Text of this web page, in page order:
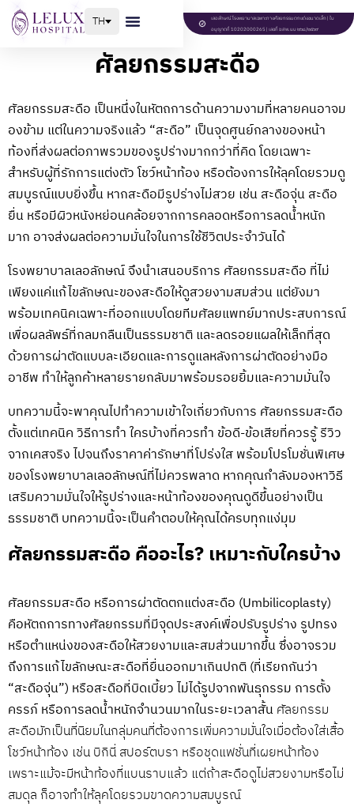
TH
เลอลักษณ์โรงพยาบาลเฉพาะทางศัลยกรรมตกแต่งขนาดเล็ก | ใบ
อนุญาตที่ 10202000265 | เลขที่ ฆสพ.นบ ๒๖๘/๒๕๖๙
ศัลยกรรมสะดือ
ศัลยกรรมสะดือ เป็นหนึ่งในหัตถการด้านความงามที่หลายคนอาจม
องข้าม แต่ในความจริงแล้ว “สะดือ” เป็นจุดศูนย์กลางของหน้า
ท้องที่ส่งผลต่อภาพรวมของรูปร่างมากกว่าที่คิด โดยเฉพาะ
สำหรับผู้ที่รักการแต่งตัว โชว์หน้าท้อง หรือต้องการให้ลุคโดยรวมดู
สมบูรณ์แบบยิ่งขึ้น หากสะดือมีรูปร่างไม่สวย เช่น สะดือจุ่น สะดือ
ยื่น หรือมีผิวหนังหย่อนคล้อยจากการคลอดหรือการลดน้ำหนัก
มาก อาจส่งผลต่อความมั่นใจในการใช้ชีวิตประจำวันได้
โรงพยาบาลเลอลักษณ์ จึงนำเสนอบริการ ศัลยกรรมสะดือ ที่ไม่
เพียงแค่แก้ไขลักษณะของสะดือให้ดูสวยงามสมส่วน แต่ยังมา
พร้อมเทคนิคเฉพาะที่ออกแบบโดยทีมศัลยแพทย์มากประสบการณ์
เพื่อผลลัพธ์ที่กลมกลืนเป็นธรรมชาติ และลดรอยแผลให้เล็กที่สุด
ด้วยการผ่าตัดแบบละเอียดและการดูแลหลังการผ่าตัดอย่างมือ
อาชีพ ทำให้ลูกค้าหลายรายกลับมาพร้อมรอยยิ้มและความมั่นใจ
บทความนี้จะพาคุณไปทำความเข้าใจเกี่ยวกับการ ศัลยกรรมสะดือ
ตั้งแต่เทคนิค วิธีการทำ ใครบ้างที่ควรทำ ข้อดี-ข้อเสียที่ควรรู้ รีวิว
จากเคสจริง ไปจนถึงราคาค่ารักษาที่โปร่งใส พร้อมโปรโมชั่นพิเศษ
ของโรงพยาบาลเลอลักษณ์ที่ไม่ควรพลาด หากคุณกำลังมองหาวิธี
เสริมความมั่นใจให้รูปร่างและหน้าท้องของคุณดูดีขึ้นอย่างเป็น
ธรรมชาติ บทความนี้จะเป็นคำตอบให้คุณได้ครบทุกแง่มุม
ศัลยกรรมสะดือ คืออะไร? เหมาะกับใครบ้าง
ศัลยกรรมสะดือ หรือการผ่าตัดตกแต่งสะดือ (Umbilicoplasty)
คือหัตถการทางศัลยกรรมที่มีจุดประสงค์เพื่อปรับรูปร่าง รูปทรง
หรือตำแหน่งของสะดือให้สวยงามและสมส่วนมากขึ้น ซึ่งอาจรวม
ถึงการแก้ไขลักษณะสะดือที่ยื่นออกมาเกินปกติ (ที่เรียกกันว่า
“สะดือจุ่น”) หรือสะดือที่บิดเบี้ยว ไม่ได้รูปจากพันธุกรรม การตั้ง
ครรภ์ หรือการลดน้ำหนักจำนวนมากในระยะเวลาสั้นศัลยกรรม
สะดือมักเป็นที่นิยมในกลุ่มคนที่ต้องการเพิ่มความมั่นใจเมื่อต้องใส่เสื้อ
โชว์หน้าท้อง เช่น บิกินี่ สปอร์ตบรา หรือชุดแฟชั่นที่เผยหน้าท้อง
เพราะแม้จะมีหน้าท้องที่แบนราบแล้ว แต่ถ้าสะดือดูไม่สวยงามหรือไม่
สมดุล ก็อาจทำให้ลุคโดยรวมขาดความสมบูรณ์